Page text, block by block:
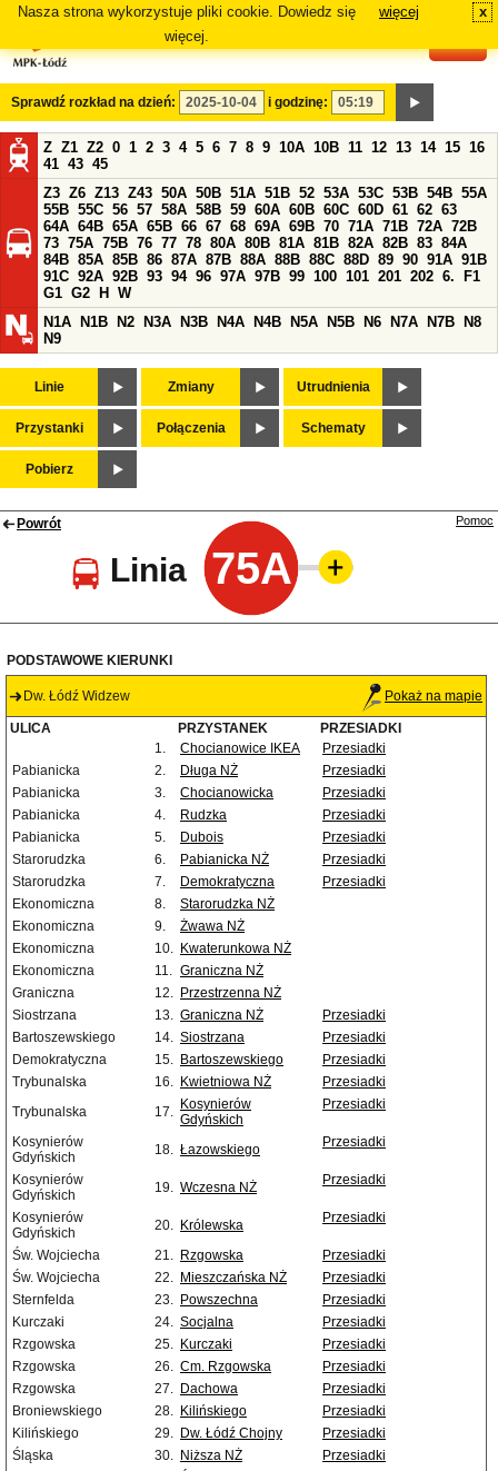
Nasza strona wykorzystuje pliki cookie. Dowiedz się
więcej.
więcej x
Sprawdź rozkład na dzień: i godzinę:
Z Z1 Z2 0 1 2 3 4 5 6 7 8 9 10A 10B 11 12 13 14 15 16
41 43 45
Z3 Z6 Z13 Z43 50A 50B 51A 51B 52 53A 53C 53B 54B 55A
55B 55C 56 57 58A 58B 59 60A 60B 60C 60D 61 62 63
64A 64B 65A 65B 66 67 68 69A 69B 70 71A 71B 72A 72B
73 75A 75B 76 77 78 80A 80B 81A 81B 82A 82B 83 84A
84B 85A 85B 86 87A 87B 88A 88B 88C 88D 89 90 91A 91B
91C 92A 92B 93 94 96 97A 97B 99 100 101 201 202 6.
F1
G1 G2 H
W
N1A
N1B N2 N3A N3B N4A N4B N5A N5B N6 N7A N7B
N8
N9
Linie Zmiany Utrudnienia
Przystanki Połączenia Schematy
Pobierz
Powrót
Linia 75A
Pomoc
PODSTAWOWE KIERUNKI
Dw. Łódź Widzew Pokaż na mapie
ULICA PRZYSTANEK
PRZESIADKI
1.
Chocianowice IKEA
Przesiadki
Pabianicka
2. Długa NŻ
Przesiadki
Pabianicka
3. Chocianowicka
Przesiadki
Pabianicka
4. Rudzka
Przesiadki
Pabianicka
5. Dubois
Przesiadki
Starorudzka
6. Pabianicka NŻ
Przesiadki
Starorudzka
7. Demokratyczna
Przesiadki
Ekonomiczna
8.
Starorudzka NŻ
Ekonomiczna
9.
Żwawa NŻ
Ekonomiczna
10. Kwaterunkowa NŻ
Ekonomiczna
11. Graniczna NŻ
Graniczna
12. Przestrzenna NŻ
Siostrzana
13. Graniczna NŻ
Przesiadki
Bartoszewskiego
14. Siostrzana
Przesiadki
Demokratyczna
15. Bartoszewskiego
Przesiadki
Trybunalska
16. Kwietniowa NŻ
Przesiadki
Trybunalska
17. Kosynierów
Gdyńskich
Przesiadki
Kosynierów
Gdyńskich
18. Łazowskiego Przesiadki
Kosynierów
Gdyńskich
19. Wczesna NŻ Przesiadki
Kosynierów
Gdyńskich
20. Królewska Przesiadki
Św. Wojciecha 21. Rzgowska
Przesiadki
Św. Wojciecha
22. Mieszczańska NŻ
Przesiadki
Sternfelda
23. Powszechna
Przesiadki
Kurczaki
24. Socjalna
Przesiadki
Rzgowska
25. Kurczaki
Przesiadki
Rzgowska
26. Cm. Rzgowska
Przesiadki
Rzgowska
27. Dachowa
Przesiadki
Broniewskiego
28. Kilińskiego
Przesiadki
Kilińskiego
29. Dw. Łódź Chojny
Przesiadki
Śląska
30. Niższa NŻ
Przesiadki